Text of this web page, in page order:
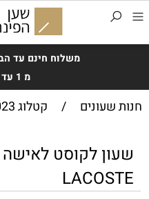
משלוח חינם עד הבית
מ 1 עד 3 ימי עסקים
חנות שעונים / קטלוג 2023
LACOSTE